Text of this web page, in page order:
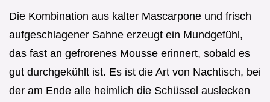
Die Kombination aus kalter Mascarpone und frisch
aufgeschlagener Sahne erzeugt ein Mundgefühl,
das fast an gefrorenes Mousse erinnert, sobald es
gut durchgekühlt ist. Es ist die Art von Nachtisch, bei
der am Ende alle heimlich die Schüssel auslecken